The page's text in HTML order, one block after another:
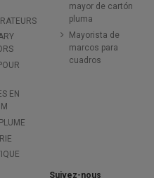
EN
mayor de cartón
pluma
Mayorista de
marcos para
cuadros
Suivez-nous